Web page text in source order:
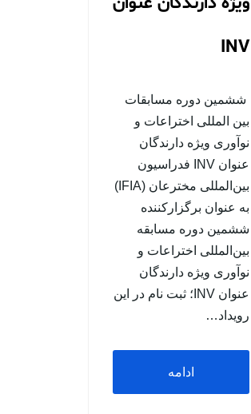
INV
ششمین دوره مسابقات
بین المللی اختراعات و
نوآوری ويژه دارندگان
عنوان INV فدراسیون
بین‌المللی مخترعان (IFIA)
به عنوان برگزارکننده
ششمین دوره مسابقه
بین‌المللی اختراعات و
نوآوری ویژه دارندگان
عنوان INV؛ ثبت نام در این
رویداد…
ادامه